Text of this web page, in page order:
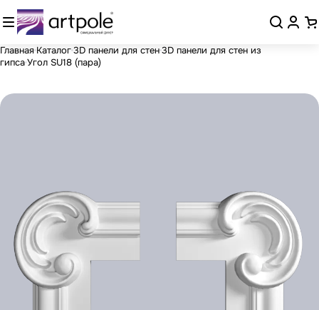
Главная Каталог3D панели для стен3D панели для стен из
гипсаУгол SU18 (пара)